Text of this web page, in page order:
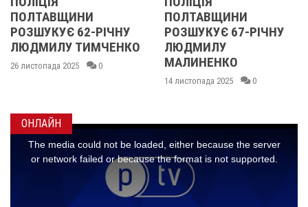
ПОЛТАВЩИНИ
РОЗШУКУЄ 67-РІЧНУ
ЛЮДМИЛУ
МАЛИНЕНКО
ОБЛАСТІ
РОЗШУКУЮТЬ
РІЧНУ ЗОЮ
14 листопада 2025
ОНЛАЙН